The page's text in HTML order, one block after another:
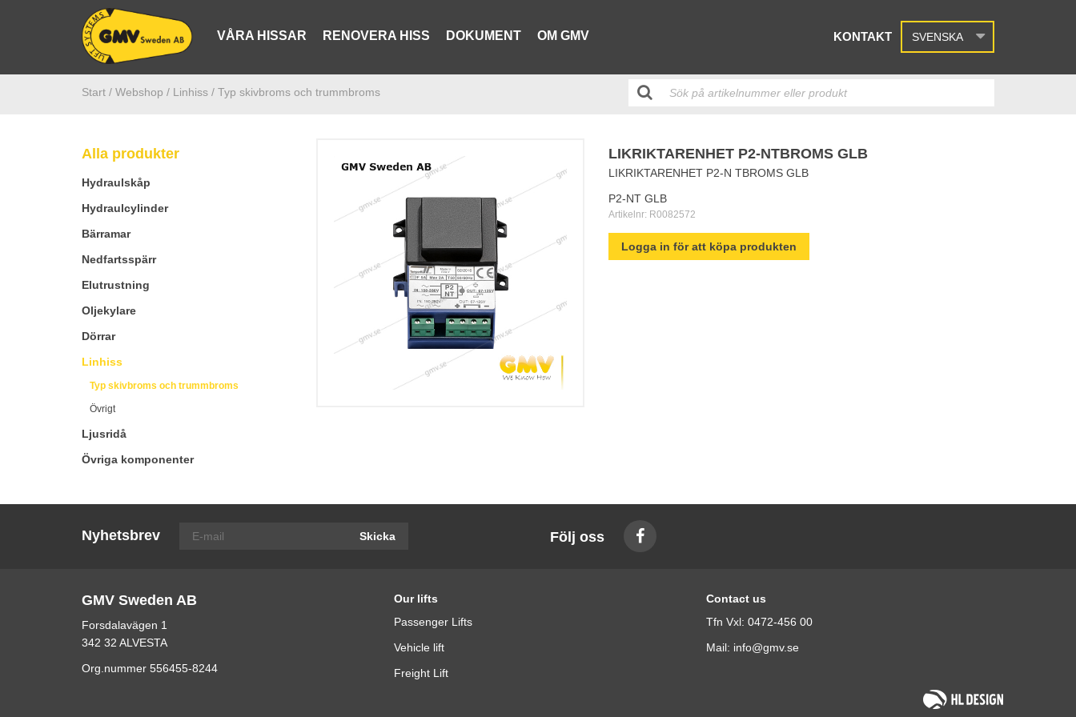
VÅRA HISSAR RENOVERA HISS DOKUMENT OM GMV KONTAKT SVENSKA
Start / Webshop / Linhiss / Typ skivbroms och trummbroms
Alla produkter
Hydraulskåp
Hydraulcylinder
Bärramar
Nedfartsspärr
Elutrustning
Oljekylare
Dörrar
Linhiss
Typ skivbroms och trummbroms
Övrigt
Ljusridå
Övriga komponenter
LIKRIKTARENHET P2-NTBROMS GLB
LIKRIKTARENHET P2-N TBROMS GLB
P2-NT GLB
Artikelnr: R0082572
Logga in för att köpa produkten
Nyhetsbrev Skicka Följ oss
GMV Sweden AB
Forsdalavägen 1
342 32 ALVESTA
Org.nummer 556455-8244
Our lifts
Passenger Lifts
Vehicle lift
Freight Lift
Contact us
Tfn Vxl: 0472-456 00
Mail: info@gmv.se